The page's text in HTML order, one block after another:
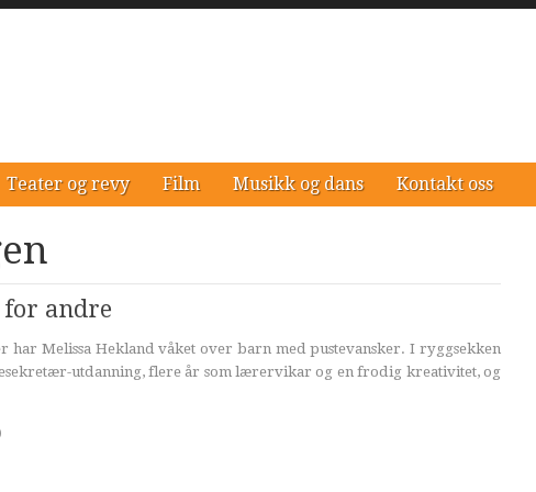
Teater og revy Film Musikk og dans Kontakt oss
andre
har Melissa Hekland våket over barn med pustevansker. I ryggsekken
utdanning, flere år som lærervikar og en frodig kreativitet, og